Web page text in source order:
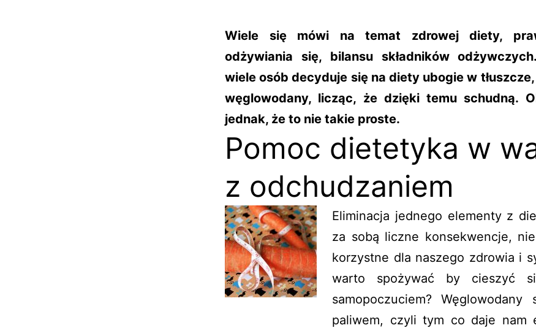
Wiele się mówi na temat zdrowej diety,
odżywiania się, bilansu składników
wiele osób decyduje się na diety ubogie w
węglowodany, licząc, że dzięki temu schudną.
jednak, że to nie takie proste.
Pomoc dietetyka w
z odchudzaniem
Eliminacja jednego elementy z
za sobą liczne konsekwencje,
korzystne dla naszego zdrowia i
warto spożywać by cieszyć
samopoczuciem? Węglowodany
paliwem, czyli tym co daje nam